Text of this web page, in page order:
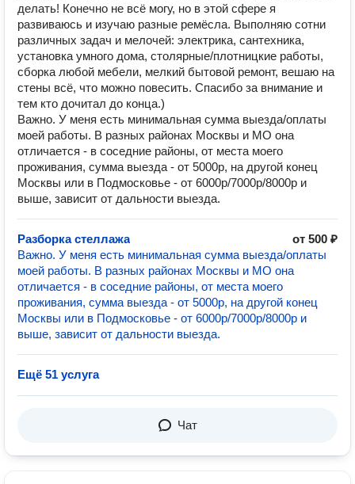
делать! Конечно не всё могу, но в этой сфере я
развиваюсь и изучаю разные ремёсла. Выполняю сотни
различных задач и мелочей: электрика, сантехника,
установка умного дома, столярные/плотницкие работы,
сборка любой мебели, мелкий бытовой ремонт, вешаю на
стены всё, что можно повесить. Спасибо за внимание и
тем кто дочитал до конца.)
Важно. У меня есть минимальная сумма выезда/оплаты
моей работы. В разных районах Москвы и МО она
отличается - в соседние районы, от места моего
проживания, сумма выезда - от 5000р, на другой конец
Москвы или в Подмосковье - от 6000р/7000р/8000р и
выше, зависит от дальности выезда.
Разборка стеллажа
от 500 ₽
Важно. У меня есть минимальная сумма выезда/оплаты
моей работы. В разных районах Москвы и МО она
отличается - в соседние районы, от места моего
проживания, сумма выезда - от 5000р, на другой конец
Москвы или в Подмосковье - от 6000р/7000р/8000р и
выше, зависит от дальности выезда.
Ещё 51 услуга
Чат